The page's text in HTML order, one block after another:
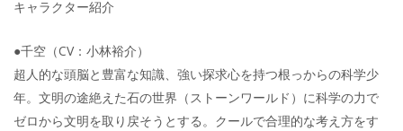
キャラクター紹介
●千空（CV：小林裕介）
超人的な頭脳と豊富な知識、強い探求心を持つ根っからの科学少
年。文明の途絶えた石の世界（ストーンワールド）に科学の力で
ゼロから文明を取り戻そうとする。クールで合理的な考え方をす